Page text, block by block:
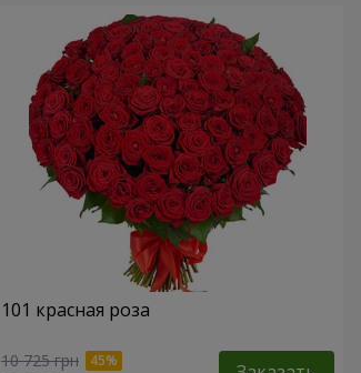
101 красная роза
10 725 грн